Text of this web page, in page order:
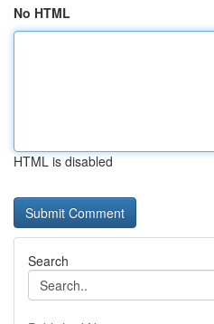
No HTML
HTML is disabled
Search